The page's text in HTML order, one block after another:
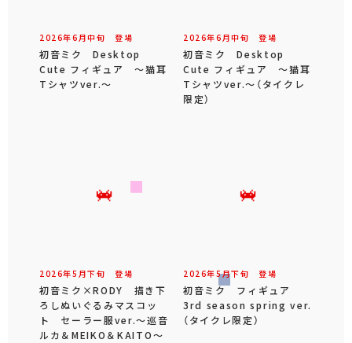
2026年6 月中旬 登場
初音ミク Desktop
Cute フィギュア ～猫耳
Tシャツver.～
2026年6 月中旬 登場
初音ミク Desktop
Cute フィギュア ～猫耳
Tシャツver.～（タイクレ
限定）
2026年5 月下旬 登場
初音ミク×RODY 描き下
ろしぬいぐるみマスコッ
ト セーラー服ver.～巡音
ルカ＆MEIKO＆KAITO～
2026年5月下旬 登場
初音ミク フィギュア
3rd season spring ver.
（タイクレ限定）